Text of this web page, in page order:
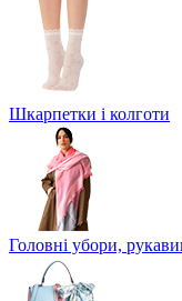
Шкарпетки і колготи
Головні убори,